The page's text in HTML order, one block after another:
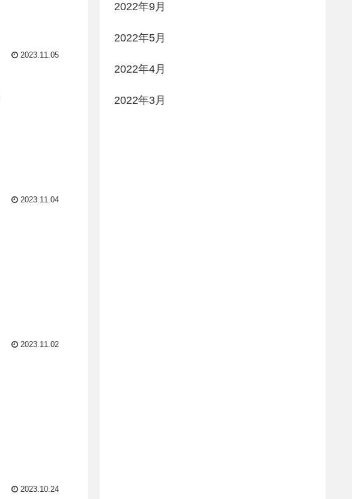
2023.11.05
2023.11.04
2023.11.02
2023.10.24
2022年9月
2022年5月
2022年4月
2022年3月